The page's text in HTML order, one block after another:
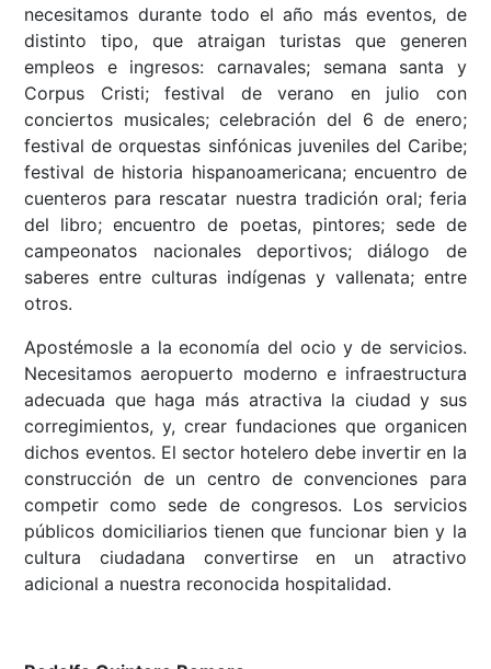
necesitamos durante todo el año más eventos, de
distinto tipo, que atraigan turistas que generen
empleos e ingresos: carnavales; semana santa y
Corpus Cristi; festival de verano en julio con
conciertos musicales; celebración del 6 de enero;
festival de orquestas sinfónicas juveniles del Caribe;
festival de historia hispanoamericana; encuentro de
cuenteros para rescatar nuestra tradición oral; feria
del libro; encuentro de poetas, pintores; sede de
campeonatos nacionales deportivos; diálogo de
saberes entre culturas indígenas y vallenata; entre
otros.
Apostémosle a la economía del ocio y de servicios.
Necesitamos aeropuerto moderno e infraestructura
adecuada que haga más atractiva la ciudad y sus
corregimientos, y, crear fundaciones que organicen
dichos eventos. El sector hotelero debe invertir en la
construcción de un centro de convenciones para
competir como sede de congresos. Los servicios
públicos domiciliarios tienen que funcionar bien y la
cultura ciudadana convertirse en un atractivo
adicional a nuestra reconocida hospitalidad.